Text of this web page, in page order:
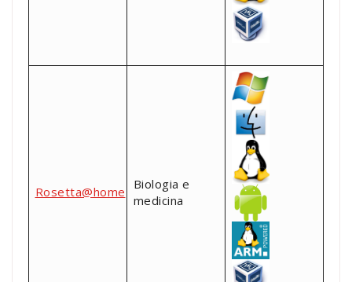
Rosetta@home
Biologia e
medicina